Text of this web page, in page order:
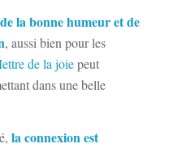
de la bonne humeur et de
, aussi bien pour les
de la joiepeut
dans une belle
la connexion est